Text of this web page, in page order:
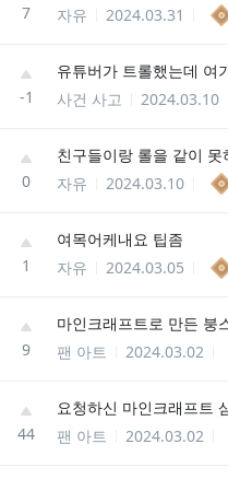
7
자유
2024.03.31
-1
사건 사고
2024.03.10
0
친구들이랑 롤을 같이 못
자유
2024.03.10
1
여목어케내요 팁좀
자유
2024.03.05
9
마인크래프트로 만든 붕
팬 아트
2024.03.02
44
팬 아트
2024.03.02